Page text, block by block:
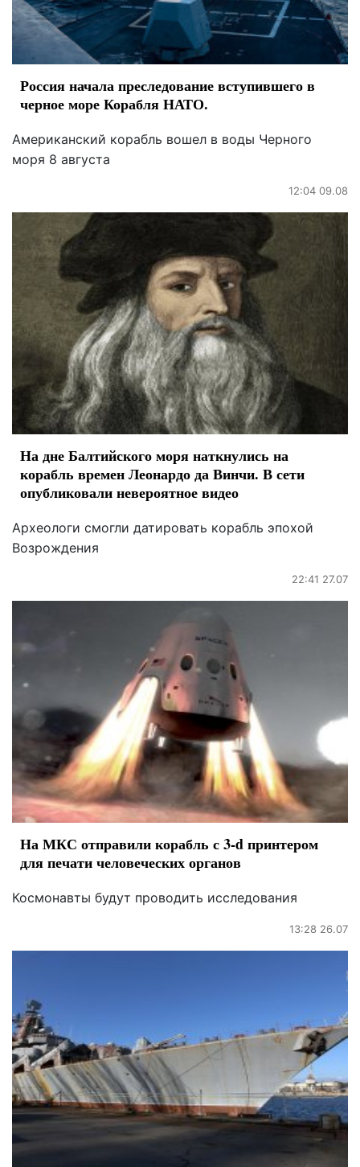
Россия начала преследование вступившего в
черное море Корабля НАТО.
Американский корабль вошел в воды Черного
моря 8 августа
12:04 09.08
На дне Балтийского моря наткнулись на
корабль времен Леонардо да Винчи. В сети
опубликовали невероятное видео
Археологи смогли датировать корабль эпохой
Возрождения
22:41 27.07
На МКС отправили корабль с 3-d принтером
для печати человеческих органов
Космонавты будут проводить исследования
13:28 26.07